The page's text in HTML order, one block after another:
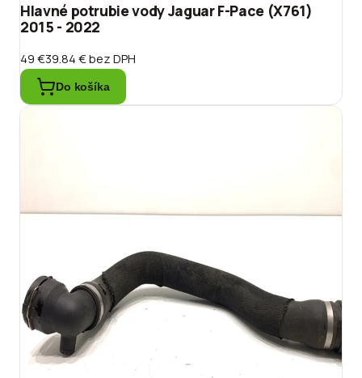
Hlavné potrubie vody Jaguar F-Pace (X761)
2015 - 2022
49 €39.84 €bez DPH
Do košíka